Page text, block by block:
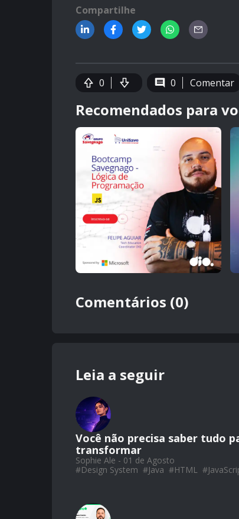
Compartilhe
0 0 Comentar
Recomendados para
Comentários (0)
Leia a seguir
Você não precisa saber tudo
transformar
Sophie Ale - 01 de Agosto
#Design System #Java #HTML #